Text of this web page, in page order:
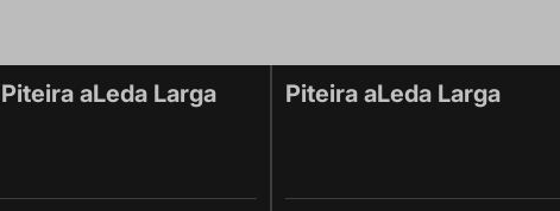
aLeda Larga Piteira aLeda Larga